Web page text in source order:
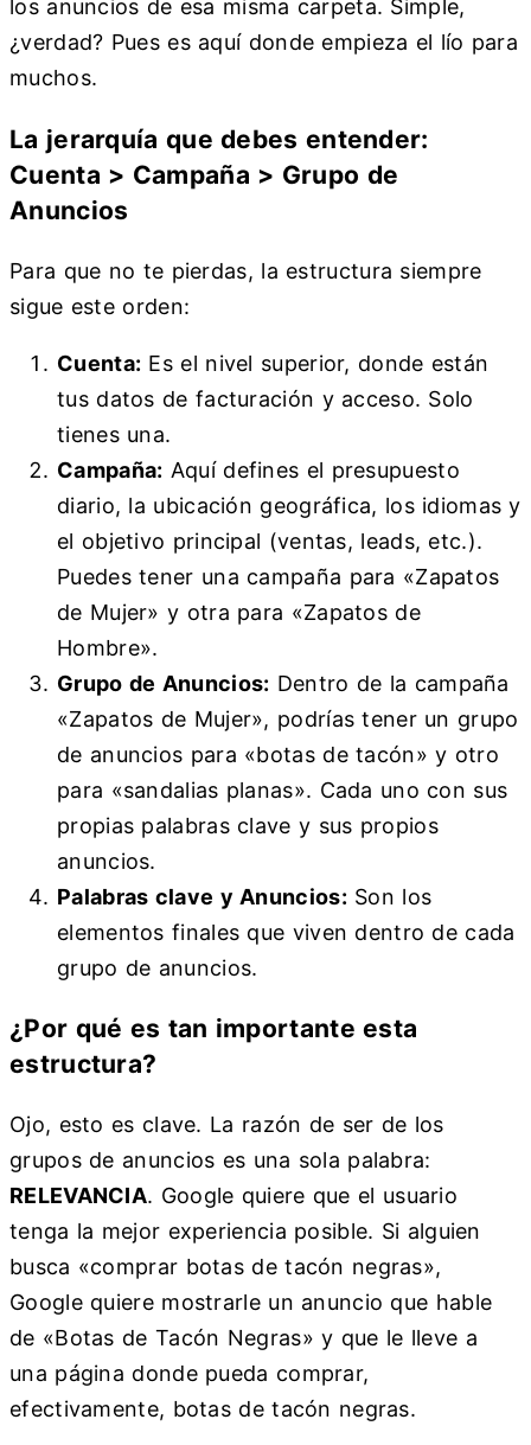
los anuncios de esa misma carpeta. Simple,
¿verdad? Pues es aquí donde empieza el lío para
muchos.
La jerarquía que debes entender:
Cuenta > Campaña > Grupo de
Anuncios
Para que no te pierdas, la estructura siempre
sigue este orden:
Cuenta: Es el nivel superior, donde están
tus datos de facturación y acceso. Solo
tienes una.
Campaña: Aquí defines el presupuesto
diario, la ubicación geográfica, los idiomas y
el objetivo principal (ventas, leads, etc.).
Puedes tener una campaña para «Zapatos
de Mujer» y otra para «Zapatos de
Hombre».
Grupo de Anuncios: Dentro de la campaña
«Zapatos de Mujer», podrías tener un grupo
de anuncios para «botas de tacón» y otro
para «sandalias planas». Cada uno con sus
propias palabras clave y sus propios
anuncios.
Palabras clave y Anuncios: Son los
elementos finales que viven dentro de cada
grupo de anuncios.
¿Por qué es tan importante esta
estructura?
Ojo, esto es clave. La razón de ser de los
grupos de anuncios es una sola palabra:
RELEVANCIA. Google quiere que el usuario
tenga la mejor experiencia posible. Si alguien
busca «comprar botas de tacón negras»,
Google quiere mostrarle un anuncio que hable
de «Botas de Tacón Negras» y que le lleve a
una página donde pueda comprar,
efectivamente, botas de tacón negras.